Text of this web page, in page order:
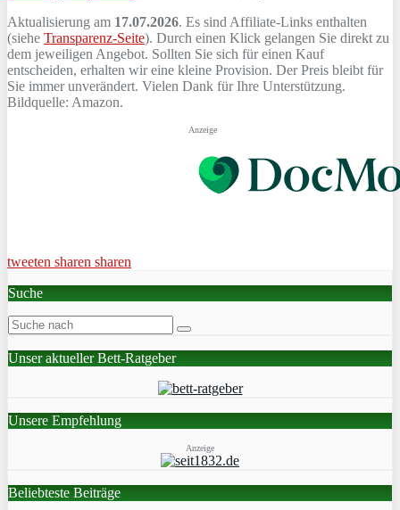
Aktualisierung am 17.07.2026. Es sind Affiliate-Links enthalten
(siehe Transparenz-Seite). Durch einen Klick gelangen Sie direkt zu
dem jeweiligen Angebot. Sollten Sie sich für einen Kauf
entscheiden, erhalten wir eine kleine Provision. Der Preis bleibt für
Sie immer unverändert. Vielen Dank für Ihre Unterstützung.
Bildquelle: Amazon.
Anzeige
tweeten sharen sharen
Suche
Unser aktueller Bett-Ratgeber
Unsere Empfehlung
Anzeige
Beliebteste Beiträge